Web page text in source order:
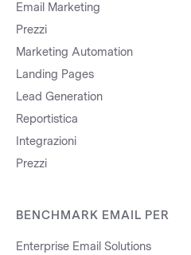
Email Marketing
Prezzi
Marketing Automation
Landing Pages
Lead Generation
Reportistica
Integrazioni
Prezzi
BENCHMARK EMAIL PER
Enterprise Email Solutions